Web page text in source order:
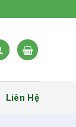
Liên Hệ